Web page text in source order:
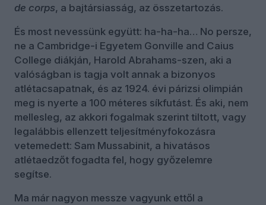
de corps, a bajtársiasság, az összetartozás.
És most nevessünk együtt: ha-ha-ha… No persze,
ne a Cambridge-i Egyetem Gonville and Caius
College diákján, Harold Abrahams-szen, aki a
valóságban is tagja volt annak a bizonyos
atlétacsapatnak, és az 1924. évi párizsi olimpián
meg is nyerte a 100 méteres síkfutást. És aki, nem
mellesleg, az akkori fogalmak szerint tiltott, vagy
legalábbis ellenzett teljesítményfokozásra
vetemedett: Sam Mussabinit, a hivatásos
atlétaedzőt fogadta fel, hogy győzelemre
segítse.
Ma már nagyon messze vagyunk ettől a